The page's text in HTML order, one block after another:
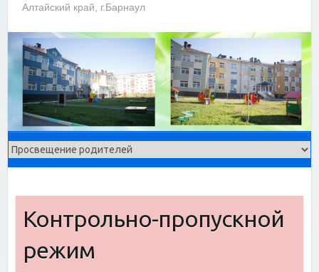
Алтайский край, г.Барнаул
Контрольно-пропускной
режим